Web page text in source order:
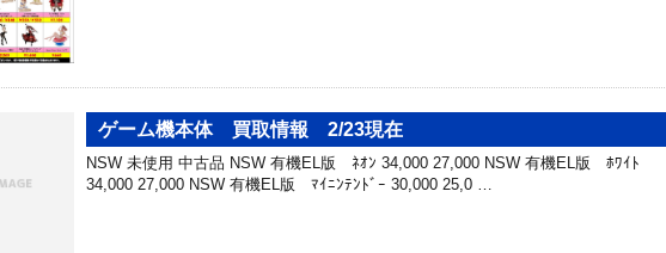
ゲーム機本体 買取情報 2/23現在
NSW 未使用 中古品 NSW 有機EL版 ﾈｵﾝ 34,000 27,000 NSW 有機EL版 ﾎﾜｲﾄ
34,000 27,000 NSW 有機EL版 ﾏｲﾆﾝﾃﾝﾄﾞｰ 30,000 25,0 …